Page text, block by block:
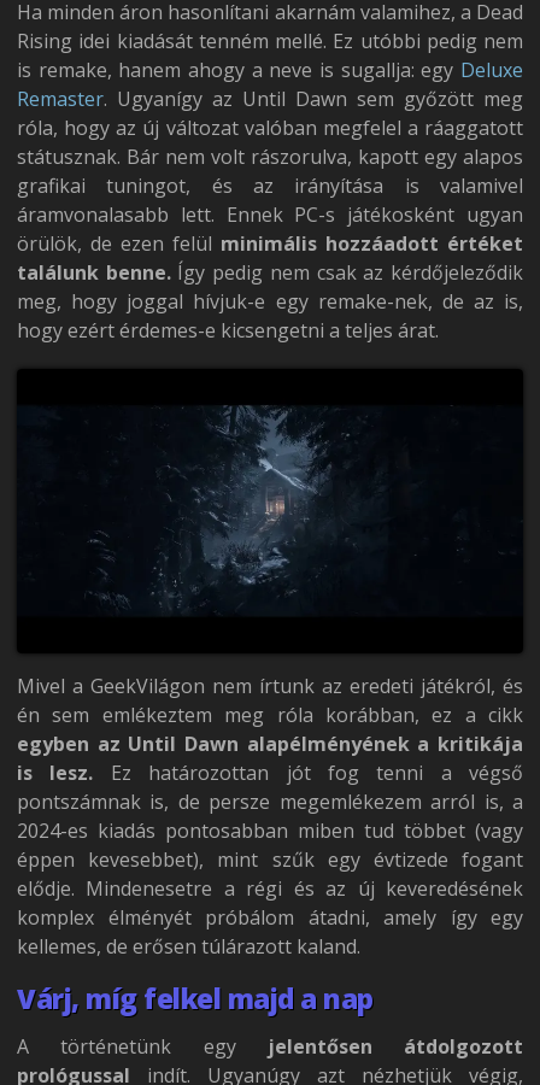
Ha minden áron hasonlítani akarnám valamihez, a Dead
Rising idei kiadását tenném mellé. Ez utóbbi pedig nem
is remake, hanem ahogy a neve is sugallja: egy Deluxe
Remaster. Ugyanígy az Until Dawn sem győzött meg
róla, hogy az új változat valóban megfelel a ráaggatott
státusznak. Bár nem volt rászorulva, kapott egy alapos
grafikai tuningot, és az irányítása is valamivel
áramvonalasabb lett. Ennek PC-s játékosként ugyan
örülök, de ezen felül minimális hozzáadott értéket
találunk benne.Így pedig nem csak az kérdőjeleződik
meg, hogy joggal hívjuk-e egy remake-nek, de az is,
hogy ezért érdemes-e kicsengetni a teljes árat.
Mivel a GeekVilágon nem írtunk az eredeti játékról, és
én sem emlékeztem meg róla korábban, ez a cikk
egyben az Until Dawn alapélményének a kritikája
is lesz. Ez határozottan jót fog tenni a végső
pontszámnak is, de persze megemlékezem arról is, a
2024-es kiadás pontosabban miben tud többet (vagy
éppen kevesebbet), mint szűk egy évtizede fogant
elődje. Mindenesetre a régi és az új keveredésének
komplex élményét próbálom átadni, amely így egy
kellemes, de erősen túlárazott kaland.
Várj, míg felkel majd a nap
A történetünk egyjelentősen átdolgozott
prológussal indít. Ugyanúgy azt nézhetjük végig,